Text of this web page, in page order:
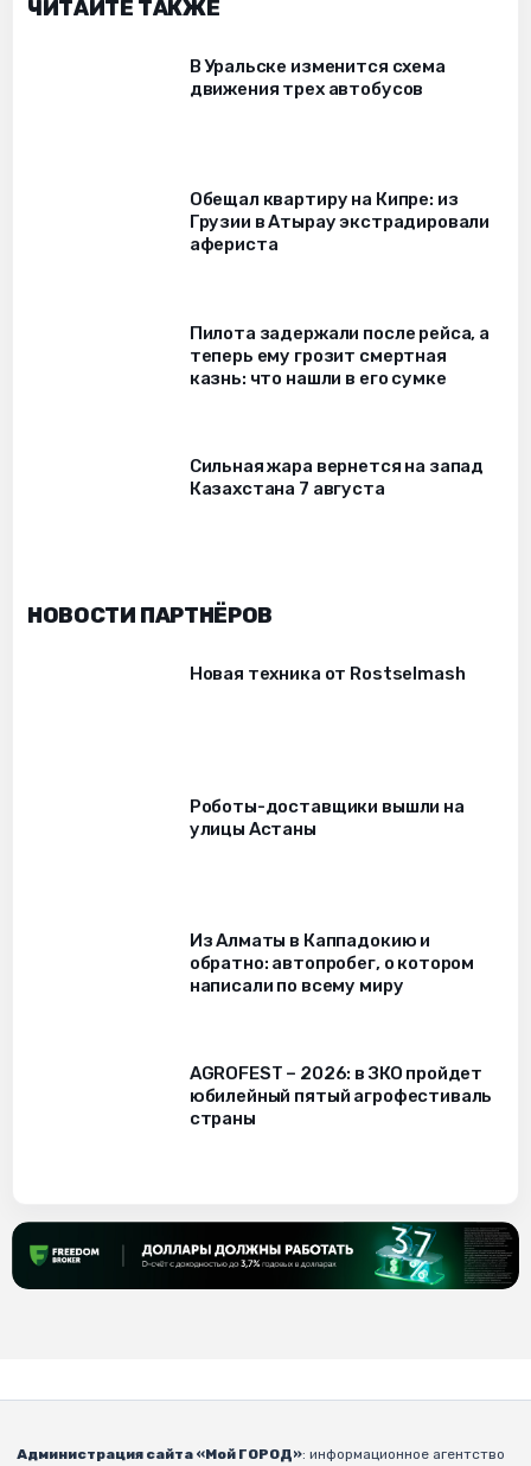
ЧИТАЙТЕ ТАКЖЕ
В Уральске изменится схема
движения трех автобусов
Обещал квартиру на Кипре: из
Грузии в Атырау экстрадировали
афериста
Пилота задержали после рейса, а
теперь ему грозит смертная
казнь: что нашли в его сумке
Сильная жара вернется на запад
Казахстана 7 августа
НОВОСТИ ПАРТНЁРОВ
Новая техника от Rostselmash
Роботы-доставщики вышли на
улицы Астаны
Из Алматы в Каппадокию и
обратно: автопробег, о котором
написали по всему миру
AGROFEST – 2026: в ЗКО пройдет
юбилейный пятый агрофестиваль
страны
Администрация сайта «Мой ГОРОД»: информационное агентство